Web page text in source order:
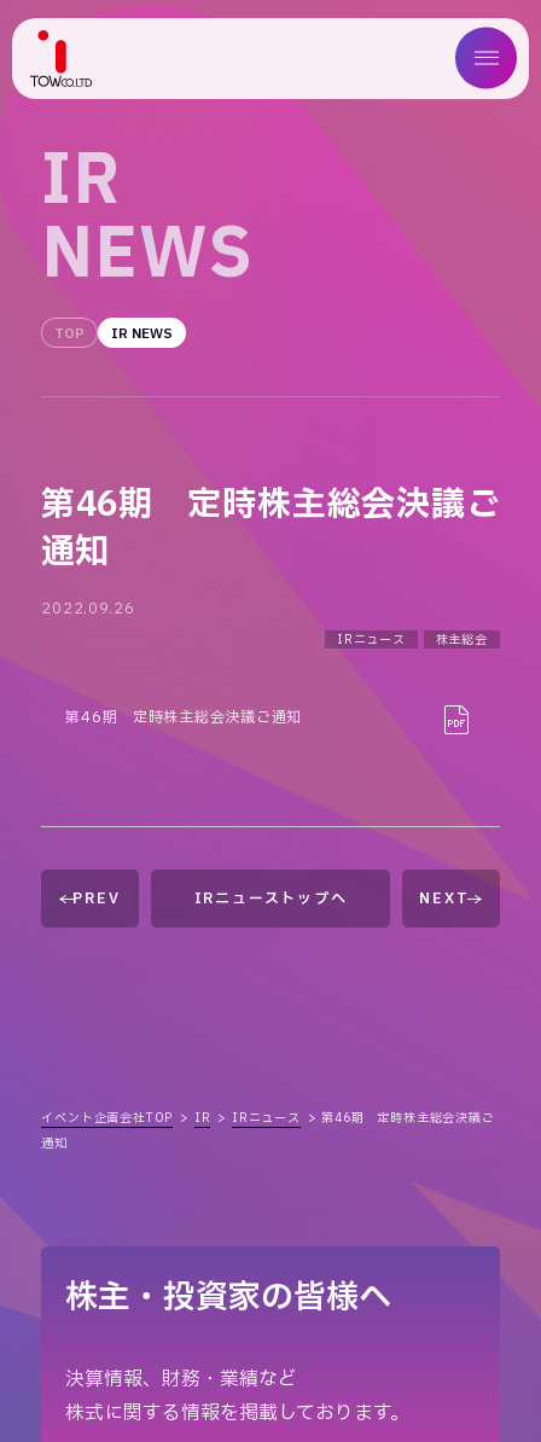
ABOUT US
WORKS
COMPANY
IR
IR
NEWS
TOP IR NEWS
第46期 定時株主総会決議ご
通知
2022.09.26
IRニュース 株主総会
第46期 定時株主総会決議ご通知
PREV IRニューストップへ NEXT
イベント企画会社TOP IR IRニュース
第46期 定時株主総会決議ご
通知
株主・投資家の皆様へ
決算情報、財務・業績など
株式に関する情報を掲載しております。